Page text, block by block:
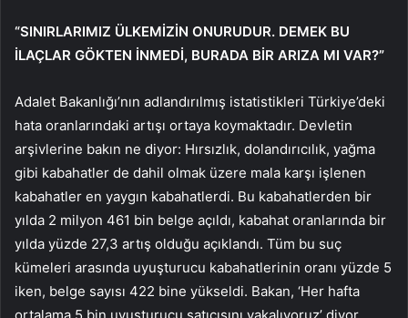
“SINIRLARIMIZ ÜLKEMİZİN ONURUDUR. DEMEK BU
İLAÇLAR GÖKTEN İNMEDİ, BURADA BİR ARIZA MI VAR?”
Adalet Bakanlığı’nın adlandırılmış istatistikleri Türkiye’deki
hata oranlarındaki artışı ortaya koymaktadır. Devletin
arşivlerine bakın ne diyor: Hırsızlık, dolandırıcılık, yağma
gibi kabahatler de dahil olmak üzere mala karşı işlenen
kabahatler en yaygın kabahatlerdi. Bu kabahatlerden bir
yılda 2 milyon 461 bin belge açıldı, kabahat oranlarında bir
yılda yüzde 27,3 artış olduğu açıklandı. Tüm bu suç
kümeleri arasında uyuşturucu kabahatlerinin oranı yüzde 5
iken, belge sayısı 422 bine yükseldi. Bakan, ‘Her hafta
ortalama 5 bin uyuşturucu satıcısını yakalıyoruz’ diyor.